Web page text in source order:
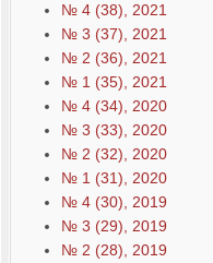
№ 4 (38), 2021
№ 3 (37), 2021
№ 2 (36), 2021
№ 1 (35), 2021
№ 4 (34), 2020
№ 3 (33), 2020
№ 2 (32), 2020
№ 1 (31), 2020
№ 4 (30), 2019
№ 3 (29), 2019
№ 2 (28), 2019